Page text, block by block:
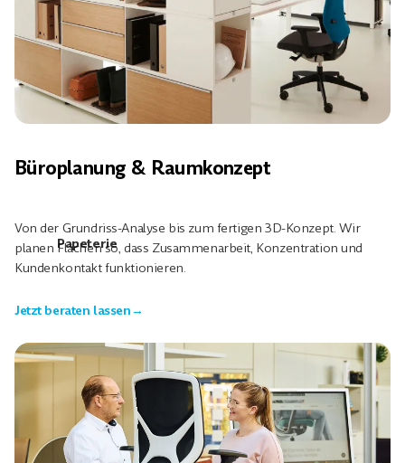
Papeterie
Büroplanung & Raumkonzept
Von der Grundriss-Analyse bis zum fertigen 3D-Konzept. Wir
planen Flächen so, dass Zusammenarbeit, Konzentration und
Kundenkontakt funktionieren.
Jetzt beraten lassen→